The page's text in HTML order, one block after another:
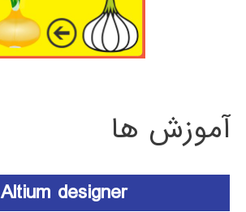
آموزش ها
Altium designer